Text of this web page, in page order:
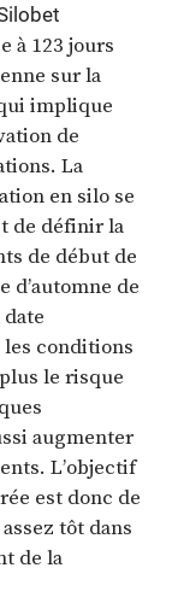
à 123 jours
sur la
implique
de
La
en silo se
de définir la
de début de
d’automne de
les conditions
le risque
augmenter
L’objectif
est donc de
tôt dans
de la